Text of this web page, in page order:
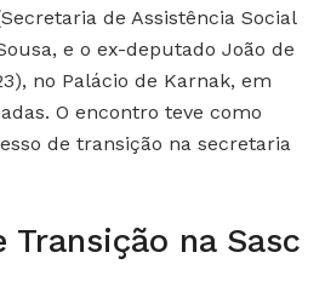
de Assistência Social
e o ex-deputado João de
no Palácio de Karnak, em
O encontro teve como
de transição na secretaria
Transição na Sasc